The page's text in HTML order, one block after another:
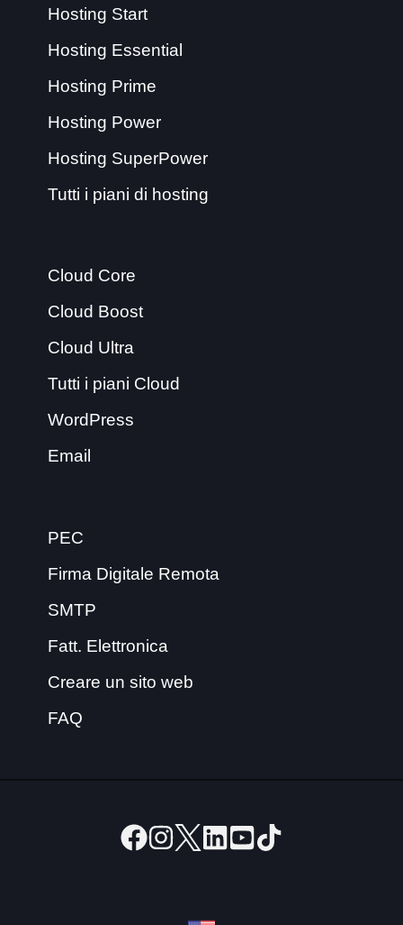
Hosting Start
Hosting Essential
Hosting Prime
Hosting Power
Hosting SuperPower
Tutti i piani di hosting
Cloud Core
Cloud Boost
Cloud Ultra
Tutti i piani Cloud
WordPress
Email
PEC
Firma Digitale Remota
SMTP
Fatt. Elettronica
Creare un sito web
FAQ